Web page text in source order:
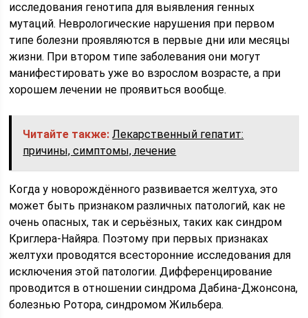
исследования генотипа для выявления генных
мутаций. Неврологические нарушения при первом
типе болезни проявляются в первые дни или месяцы
жизни. При втором типе заболевания они могут
манифестировать уже во взрослом возрасте, а при
хорошем лечении не проявиться вообще.
Читайте также: Лекарственный гепатит:
причины, симптомы, лечение
Когда у новорождённого развивается желтуха, это
может быть признаком различных патологий, как не
очень опасных, так и серьёзных, таких как синдром
Криглера-Найяра. Поэтому при первых признаках
желтухи проводятся всесторонние исследования для
исключения этой патологии. Дифференцирование
проводится в отношении синдрома Дабина-Джонсона,
болезнью Ротора, синдромом Жильбера.